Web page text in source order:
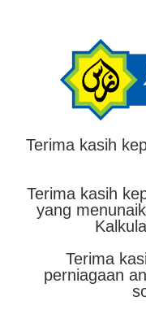
Terima kasih
Terima kasih
yang
Terima
perniagaan